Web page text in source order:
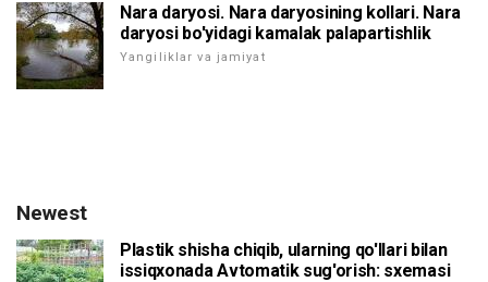
Nara daryosi. Nara daryosining kollari. Nara
daryosi bo'yidagi kamalak palapartishlik
Yangiliklar va jamiyat
Newest
Plastik shisha chiqib, ularning qo'llari bilan
issiqxonada Avtomatik sug'orish: sxemasi